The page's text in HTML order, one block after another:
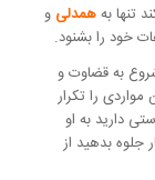
تنها بههمدلی و
خود را بشنود.
به قضاوت و
را تکرار
دارید به او
جلوه بدهید از